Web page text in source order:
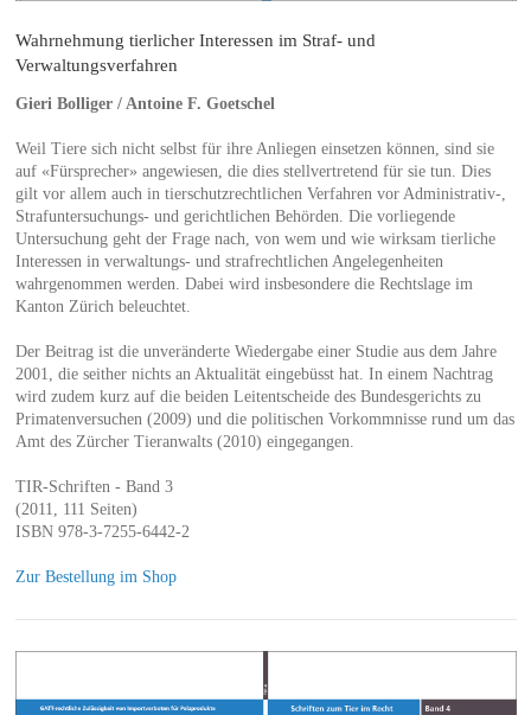
Wahrnehmung tierlicher Interessen im Straf- und
Verwaltungsverfahren
Gieri Bolliger / Antoine F. Goetschel
Weil Tiere sich nicht selbst für ihre Anliegen einsetzen können, sind sie
auf «Fürsprecher» angewiesen, die dies stellvertretend für sie tun. Dies
gilt vor allem auch in tierschutzrechtlichen Verfahren vor Administrativ-,
Strafuntersuchungs- und gerichtlichen Behörden. Die vorliegende
Untersuchung geht der Frage nach, von wem und wie wirksam tierliche
Interessen in verwaltungs- und strafrechtlichen Angelegenheiten
wahrgenommen werden. Dabei wird insbesondere die Rechtslage im
Kanton Zürich beleuchtet.
Der Beitrag ist die unveränderte Wiedergabe einer Studie aus dem Jahre
2001, die seither nichts an Aktualität eingebüsst hat. In einem Nachtrag
wird zudem kurz auf die beiden Leitentscheide des Bundesgerichts zu
Primatenversuchen (2009) und die politischen Vorkommnisse rund um das
Amt des Zürcher Tieranwalts (2010) eingegangen.
TIR-Schriften - Band 3
(2011, 111 Seiten)
ISBN 978-3-7255-6442-2
Zur Bestellung im Shop